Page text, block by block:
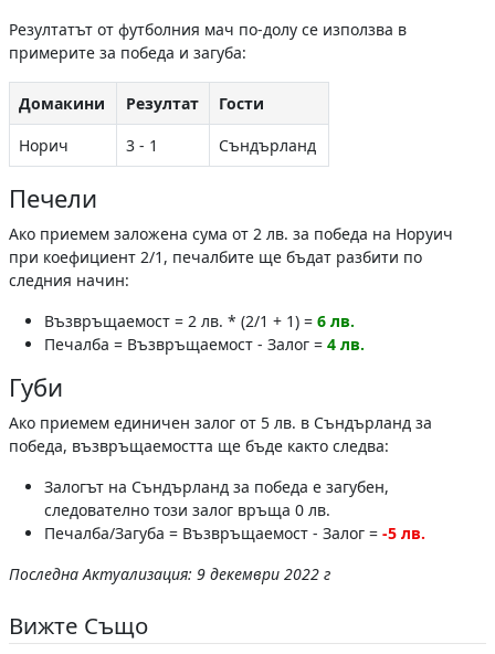
Резултатът от футболния мач по-долу се използва в
примерите за победа и загуба:
Домакини Резултат
Гости
Норич
3 - 1 Съндърланд
Печели
Ако приемем заложена сума от 2 лв. за победа на Норуич
при коефициент 2/1, печалбите ще бъдат разбити по
следния начин:
Възвръщаемост = 2 лв. * (2/1 + 1) = 6 лв.
Печалба = Възвръщаемост - Залог = 4 лв.
Губи
Ако приемем единичен залог от 5 лв. в Съндърланд за
победа, възвръщаемостта ще бъде както следва:
Залогът на Съндърланд за победа е загубен,
следователно този залог връща 0 лв.
Печалба/Загуба = Възвръщаемост - Залог = -5 лв.
Последна Актуализация: 9 декември 2022 г
Вижте Също